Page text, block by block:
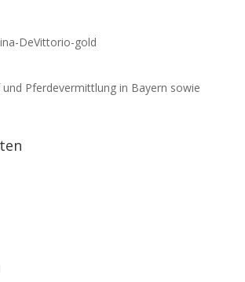
Pferdevermittlung in Bayern sowie